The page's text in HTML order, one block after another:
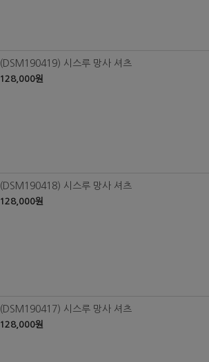
(DSM190419) 시스루 망사 셔츠
128,000원
(DSM190418) 시스루 망사 셔츠
128,000원
(DSM190417) 시스루 망사 셔츠
128,000원